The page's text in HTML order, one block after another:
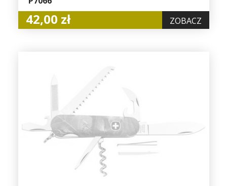
42,00 zł ZOBACZ